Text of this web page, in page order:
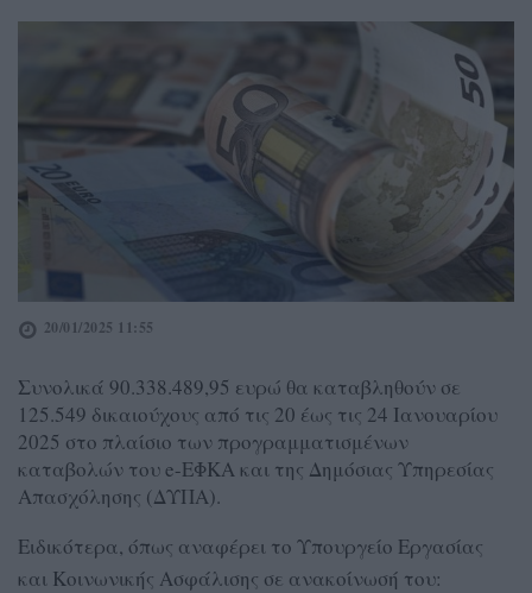
20/01/2025 11:55
Συνολικά 90.338.489,95 ευρώ θα καταβληθούν σε
125.549 δικαιούχους από τις 20 έως τις 24 Ιανουαρίου
2025 στο πλαίσιο των προγραμματισμένων
καταβολών του e-ΕΦΚΑ και της Δημόσιας Υπηρεσίας
Απασχόλησης (ΔΥΠΑ).
Ειδικότερα, όπως αναφέρει το Υπουργείο Εργασίας
και Κοινωνικής Ασφάλισης σε ανακοίνωσή του: